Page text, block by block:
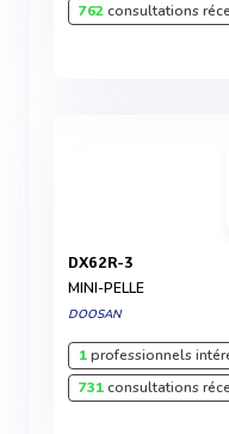
762consultations
DX62R-3
MINI-PELLE
DOOSAN
1professionnels
731consultations